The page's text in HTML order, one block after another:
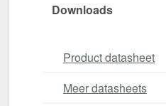
Downloads
Product datasheet
Meer datasheets